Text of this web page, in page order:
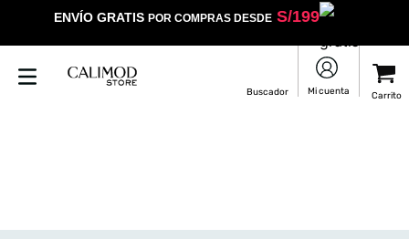
ENVÍO GRATIS POR COMPRAS DESDES/199